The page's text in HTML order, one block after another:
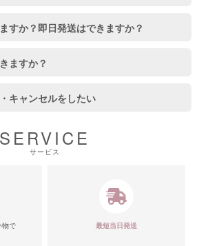
すか？即日発送はできますか？
ますか？
キャンセルをしたい
SERVICE
サービス
物で
最短当日発送